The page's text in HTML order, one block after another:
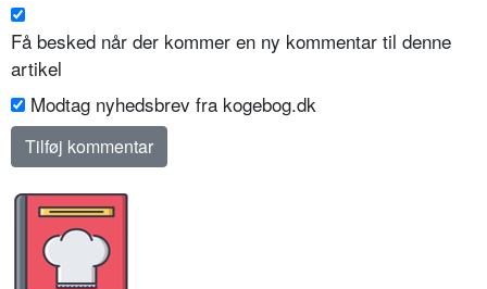
Få besked når der kommer en ny kommentar til denne
artikel
Modtag nyhedsbrev fra kogebog.dk